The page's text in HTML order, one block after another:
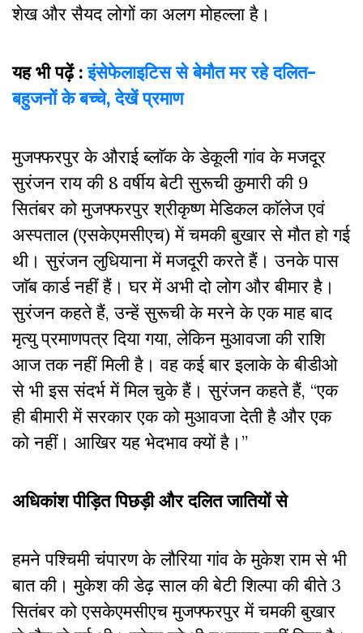
शेख और सैयद लोगों का अलग मोहल्ला है।
यह भी पढ़ें :इंसेफेलाइटिस से बेमौत मर रहे दलित-
बहुजनों के बच्चे, देखें प्रमाण
मुजफ्फरपुर के औराई ब्लाॅक के डेकूली गांव के मजदूर
सुरंजन राय की 8 वर्षीय बेटी सुरूची कुमारी की 9
सितंबर को मुजफ्फरपुर श्रीकृष्ण मेडिकल काॅलेज एवं
अस्पताल (एसकेएमसीएच) में चमकी बुखार से मौत हो गई
थी। सुरंजन लुधियाना में मजदूरी करते हैं। उनके पास
जाॅब कार्ड नहीं हैं। घर में अभी दो लोग और बीमार है।
सुरंजन कहते हैं, उन्हें सुरूची के मरने के एक माह बाद
मृत्यु प्रमाणपत्र दिया गया, लेकिन मुआवजा की राशि
आज तक नहीं मिली है। वह कई बार इलाके के बीडीओ
से भी इस संदर्भ में मिल चुके हैं। सुरंजन कहते हैं, “एक
ही बीमारी में सरकार एक को मुआवजा देती है और एक
को नहीं। आखिर यह भेदभाव क्यों है।”
अधिकांश पीड़ित पिछड़ी और दलित जातियों से
हमने पश्चिमी चंपारण के लौरिया गांव के मुकेश राम से भी
बात की। मुकेश की डेढ़ साल की बेटी शिल्पा की बीते 3
सितंबर को एसकेएमसीएच मुजफ्फरपुर में चमकी बुखार